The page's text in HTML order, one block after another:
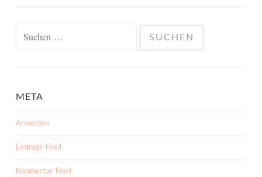
META
Anmelden
Eintrags-Feed
Kommentar-Feed